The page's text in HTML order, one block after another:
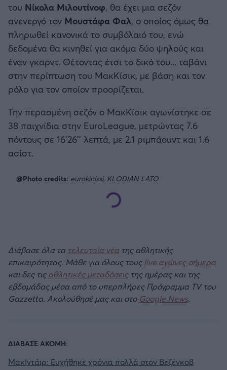
του Νίκολα Μιλουτίνοφ, θα έχει μια σεζόν
ανενεργό τον Μουστάφα Φαλ, ο οποίος όμως θα
πληρωθεί κανονικά το συμβόλαιό του, ενώ
δεδομένα θα κινηθεί για ακόμα δύο ψηλούς και
έναν γκαρντ. Θέτοντας έτσι το δικό του... ταβάνι
στην περίπτωση του ΜακΚίσικ, με βάση και τον
ρόλο για τον οποίον προορίζεται.
Την περασμένη σεζόν ο ΜακΚίσικ αγωνίστηκε σε
38 παιχνίδια στην EuroLeague, μετρώντας 7.6
πόντους σε 16'26'' λεπτά, με 2.1 ριμπάουντ και 1.6
ασίστ.
@Photo credits: eurokinissi, KLODIAN LATO
Διάβασε όλα τα τελευταία νέα της αθλητικής
επικαιρότητας. Μάθε για όλους τους live αγώνες σήμερα
και δες τιςαθλητικές μεταδόσειςτης ημέρας και της
εβδομάδας μέσα από το υπερπλήρες Πρόγραμμα TV του
Gazzetta. Ακολούθησέ μας και στο Google News.
ΔΙΑΒΑΣΕ ΑΚΟΜΗ:
ΜακΙντάιρ: Ευχήθηκε χρόνια πολλά στον Βεζένκοβ